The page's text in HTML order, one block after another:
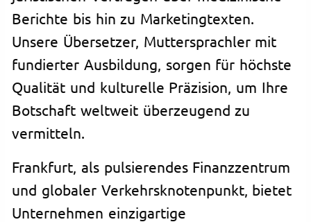
Berichte bis hin zu Marketingtexten.
Unsere Übersetzer, Muttersprachler mit
fundierter Ausbildung, sorgen für höchste
Qualität und kulturelle Präzision, um Ihre
Botschaft weltweit überzeugend zu
vermitteln.
Frankfurt, als pulsierendes Finanzzentrum
und globaler Verkehrsknotenpunkt, bietet
Unternehmen einzigartige